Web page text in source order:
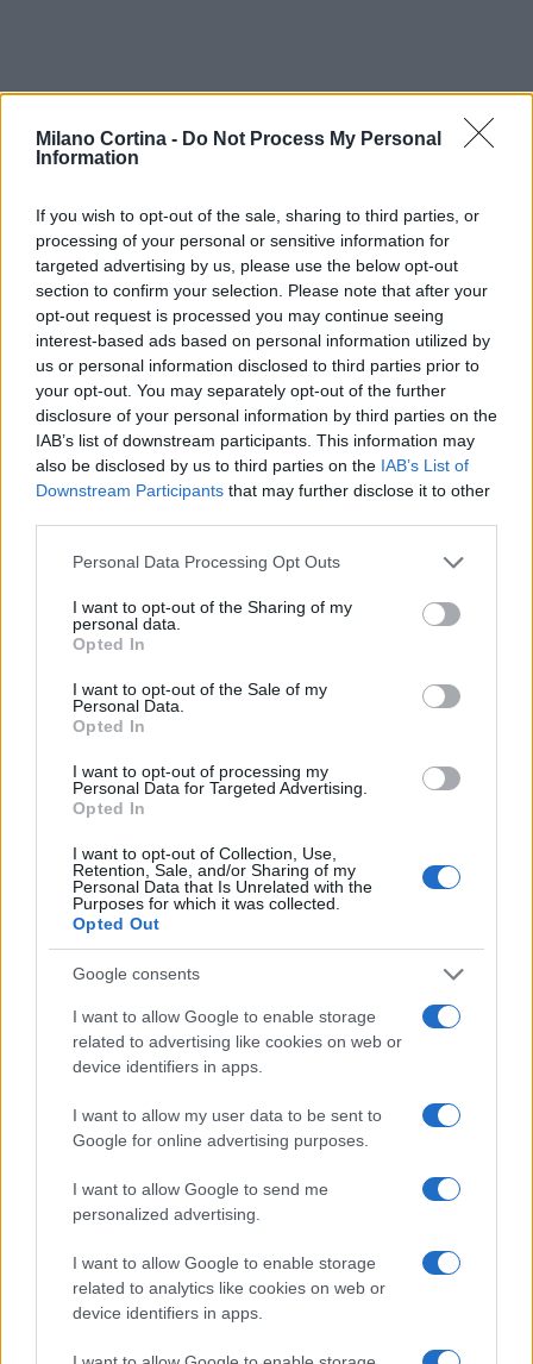
Milano Cortina - Do Not Process My Personal
Information
If you wish to opt-out of the sale, sharing to third parties, or
processing of your personal or sensitive information for
targeted advertising by us, please use the below opt-out
section to confirm your selection. Please note that after your
opt-out request is processed you may continue seeing
interest-based ads based on personal information utilized by
us or personal information disclosed to third parties prior to
your opt-out. You may separately opt-out of the further
disclosure of your personal information by third parties on the
IAB’s list of downstream participants. This information may
also be disclosed by us to third parties on the IAB’s List of
Downstream Participants that may further disclose it to other
Please note that this website/app uses one or more Google
not limited to your visit or usage behaviour. You may click to
grant or deny consent to Google and its third-party tags to
use your data for below specified purposes in below Google
consent section.
Personal Data Processing Opt Outs
I want to opt-out of the Sharing of my
personal data.
Opted In
I want to opt-out of the Sale of my
Personal Data.
Opted In
I want to opt-out of processing my
Personal Data for Targeted Advertising.
Opted In
I want to opt-out of Collection, Use,
Retention, Sale, and/or Sharing of my
Personal Data that Is Unrelated with the
Purposes for which it was collected.
Opted Out
Google consents
I want to allow Google to enable storage
related to advertising like cookies on web or
device identifiers in apps.
I want to allow my user data to be sent to
Google for online advertising purposes.
I want to allow Google to send me
personalized advertising.
I want to allow Google to enable storage
related to analytics like cookies on web or
device identifiers in apps.
Continua a leggere
SCI DI FONDO
BlinkFestivalen 2026: i campioni dello sci di fondo e
biathlon in gara dal 5 al 8 agosto
SCI DI FONDO
Tecnica classica sci di fondo: assetto, spinta,